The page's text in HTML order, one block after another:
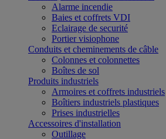
Alarme incendie
Baies et coffrets VDI
Eclairage de securité
Portier visiophone
Conduits et cheminements de câble
Colonnes et colonnettes
Boîtes de sol
Produits industriels
Armoires et coffrets industriels
Boîtiers industriels plastiques
Prises industrielles
Accessoires d'installation
Outillage